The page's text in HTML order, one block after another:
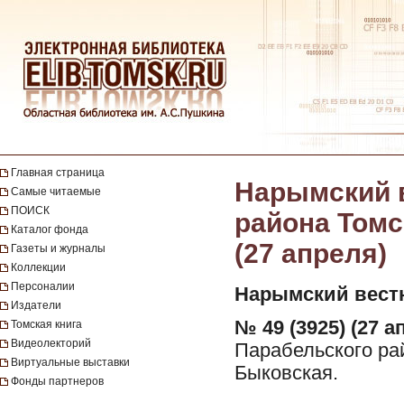
Главная страница
Самые читаемые
ПОИСК
Каталог фонда
Газеты и журналы
Коллекции
Персоналии
Издатели
Томская книга
Видеолекторий
Виртуальные выставки
Фонды партнеров
Нарымский
района
(27 апреля)
Нарымский
№ 49 (3925) (27
Парабельского
Быковская.